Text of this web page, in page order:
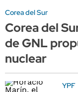
Corea del Sur
Corea del
de GNL
nuclear
YPF